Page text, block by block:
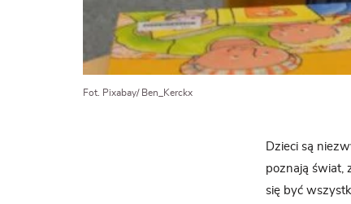
Fot. Pixabay/ Ben_Kerckx
Dzieci są
poznają świat,
się być